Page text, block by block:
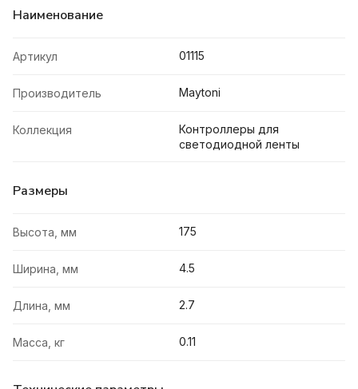
Наименование
Артикул 01115
Производитель Maytoni
Коллекция
Контроллеры для
светодиодной ленты
Размеры
Высота, мм 175
Ширина, мм 4.5
Длина, мм 2.7
Масса, кг 0.11